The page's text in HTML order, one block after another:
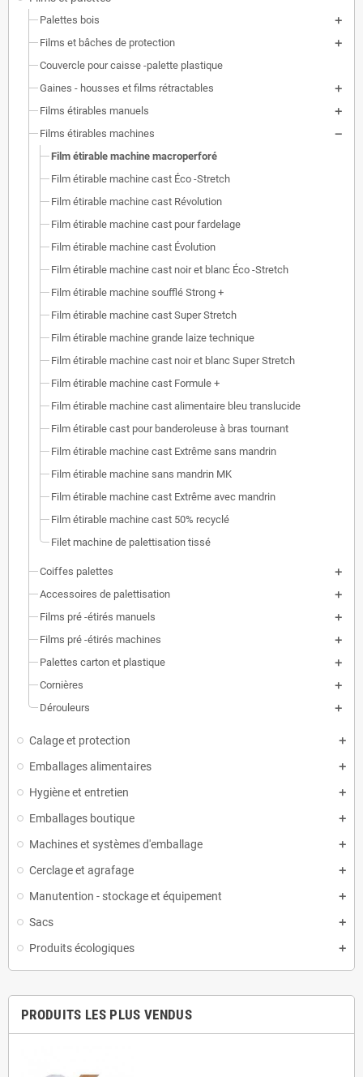
Palettes bois
Films et bâches de protection
Couvercle pour caisse -palette plastique
Gaines - housses et films rétractables
Films étirables manuels
Films étirables machines
Film étirable machine macroperforé
Film étirable machine cast Éco -Stretch
Film étirable machine cast Révolution
Film étirable machine cast pour fardelage
Film étirable machine cast Évolution
Film étirable machine cast noir et blanc Éco -Stretch
Film étirable machine soufflé Strong +
Film étirable machine cast Super Stretch
Film étirable machine grande laize technique
Film étirable machine cast noir et blanc Super Stretch
Film étirable machine cast Formule +
Film étirable machine cast alimentaire bleu translucide
Film étirable cast pour banderoleuse à bras tournant
Film étirable machine cast Extrême sans mandrin
Film étirable machine sans mandrin MK
Film étirable machine cast Extrême avec mandrin
Film étirable machine cast 50% recyclé
Filet machine de palettisation tissé
Coiffes palettes
Accessoires de palettisation
Films pré -étirés manuels
Films pré -étirés machines
Palettes carton et plastique
Cornières
Dérouleurs
Calage et protection
Emballages alimentaires
Hygiène et entretien
Emballages boutique
Machines et systèmes d'emballage
Cerclage et agrafage
Manutention - stockage et équipement
Sacs
Produits écologiques
PRODUITS LES PLUS VENDUS